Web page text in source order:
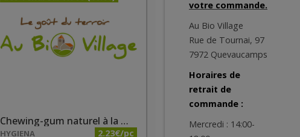
Chewing-gum naturel à la mangue 24x21g True Gum
HYGIENA 2.23€/pc
votre commande.
Au Bio Village
Rue de Tournai, 97
7972 Quevaucamps
Horaires de
retrait de
commande :
Mercredi : 14:00-